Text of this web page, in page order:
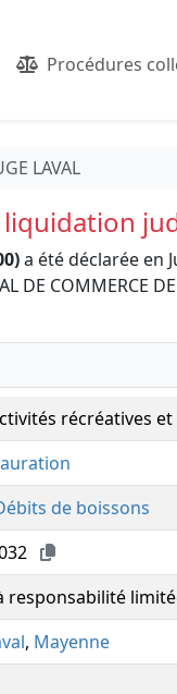
Procédures
LAVAL
a été déclarée en
COMMERCE DE
récréatives
de boissons
responsabilité
, Mayenne